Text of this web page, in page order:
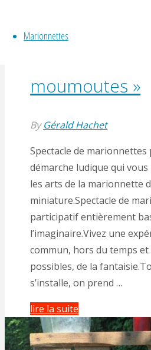
Marionnettes
moumoutes »
By Gérald Hachet
Spectacle de
démarche ludique qui
les arts de la marionnette
miniature.Spectacle de
participatif entièrement
l’imaginaire.Vivez une
commun, hors du temps
possibles, de la
s’installe, on prend …
lire la suite
de
marionnettes